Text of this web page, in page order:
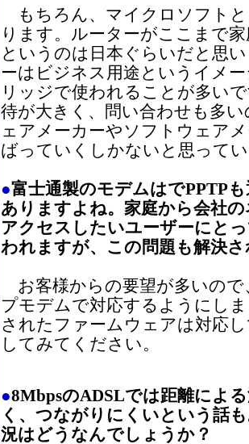
もちろん、マイクロソフト
ります。ルーターがここまで
というのは日本ぐらいだと思
ーはビジネス用途というイメ
リッジで使われることが多い
待が大きく、問い合わせも多
ェアメーカーやソフトウェア
ばっていくしかないと思って
●富士通製のモデムはでPPTP
ありますよね。家庭から会社
アクセスしたいユーザーにと
われますが、この問題も解決
お客様からの要望が多いので
プモデムで対応するようにし
されたファームウェアは対応
してみてください。
●8MbpsのADSLでは距離によ
く、つながりにくいという話
況はどうなんでしょうか？